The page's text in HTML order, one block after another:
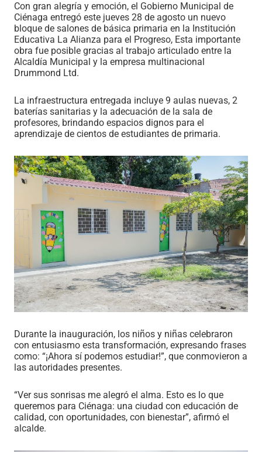
Con gran alegría y emoción, el Gobierno Municipal de
Ciénaga entregó este jueves 28 de agosto un nuevo
bloque de salones de básica primaria en la Institución
Educativa La Alianza para el Progreso, Esta importante
obra fue posible gracias al trabajo articulado entre la
Alcaldía Municipal y la empresa multinacional
Drummond Ltd.
La infraestructura entregada incluye 9 aulas nuevas, 2
baterías sanitarias y la adecuación de la sala de
profesores, brindando espacios dignos para el
aprendizaje de cientos de estudiantes de primaria.
Durante la inauguración, los niños y niñas celebraron
con entusiasmo esta transformación, expresando frases
como: “¡Ahora sí podemos estudiar!”, que conmovieron a
las autoridades presentes.
“Ver sus sonrisas me alegró el alma. Esto es lo que
queremos para Ciénaga: una ciudad con educación de
calidad, con oportunidades, con bienestar”, afirmó el
alcalde.